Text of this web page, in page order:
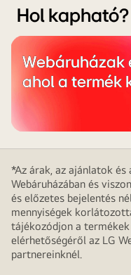
Hol kapható?
Webáruházak
ahol a termék
*Az árak, az ajánlatok
Webáruházában és
és előzetes bejelentés
mennyiségek
tájékozódjon a
elérhetőségéről az LG
partnereinknél.